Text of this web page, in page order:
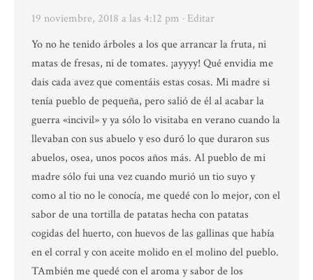
19 noviembre, 2018 a las 4:12 pm · Editar
Yo no he tenido árboles a los que arrancar la fruta, ni
matas de fresas, ni de tomates. ¡ayyyy! Qué envidia me
dais cada avez que comentáis estas cosas. Mi madre si
tenía pueblo de pequeña, pero salió de él al acabar la
guerra «incivil» y ya sólo lo visitaba en verano cuando la
llevaban con sus abuelo y eso duró lo que duraron sus
abuelos, osea, unos pocos años más. Al pueblo de mi
madre sólo fui una vez cuando murió un tio suyo y
como al tio no le conocía, me quedé con lo mejor, con el
sabor de una tortilla de patatas hecha con patatas
cogidas del huerto, con huevos de las gallinas que había
en el corral y con aceite molido en el molino del pueblo.
TAmbién me quedé con el aroma y sabor de los